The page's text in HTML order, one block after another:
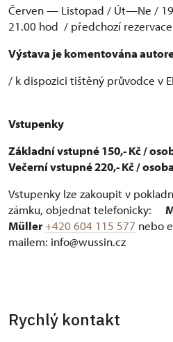
Červen — Listopad / Út—Ne /
21.00 hod / předchozí
Výstava je komentována
/ k dispozici tištěný průvodce v
Vstupenky
Základní vstupné 150,- Kč /
Večerní vstupné 220,- Kč / osoba
Vstupenky lze zakoupit v
zámku, objednat telefonicky:
Müller+420 604 115 577 nebo
mailem: info@wussin.cz
Rychlý kontakt